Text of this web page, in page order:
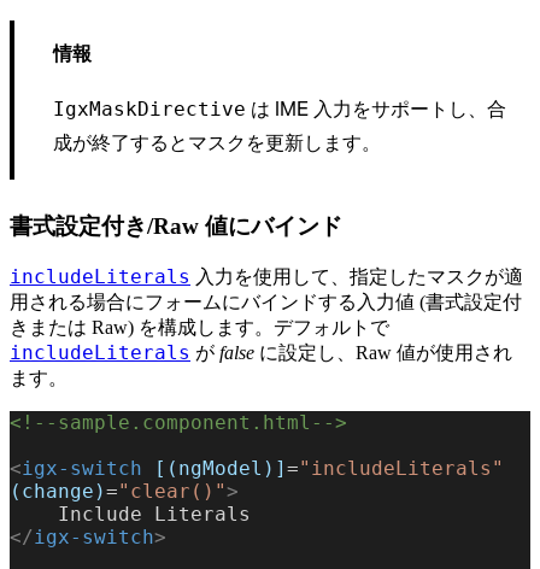
情報
IgxMaskDirective は IME 入力をサポートし、合
成が終了するとマスクを更新します。
書式設定付き/Raw 値にバインド
includeLiterals 入力を使用して、指定したマスクが適
用される場合にフォームにバインドする入力値 (書式設定付
きまたは Raw) を構成します。デフォルトで
includeLiterals が false に設定し、Raw 値が使用され
ます。
<!--sample.component.html-->
<igx-switch [(ngModel)] ="includeLiterals"
(change)="clear()">
    Include Literals
</igx-switch>